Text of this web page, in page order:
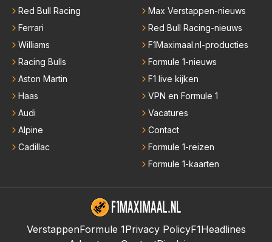
Red Bull Racing
Ferrari
Williams
Racing Bulls
Aston Martin
Haas
Audi
Alpine
Cadillac
Max Verstappen-nieuws
Red Bull Racing-nieuws
F1Maximaal.nl-producties
Formule 1-nieuws
F1 live kijken
VPN en Formule 1
Vacatures
Contact
Formule 1-reizen
Formule 1-kaarten
VerstappenFormule 1Privacy PolicyF1Headlines